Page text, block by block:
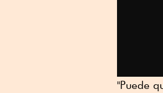
"Puede